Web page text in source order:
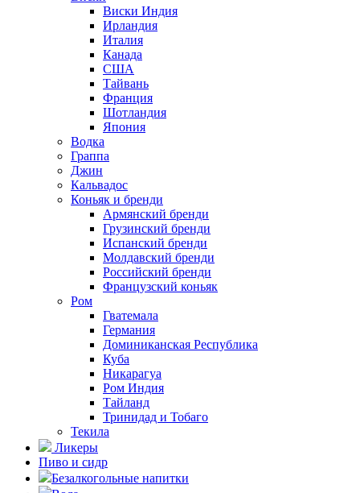
Виски Индия
Ирландия
Италия
Канада
США
Тайвань
Франция
Шотландия
Япония
Водка
Граппа
Джин
Кальвадос
Коньяк и бренди
Армянский бренди
Грузинский бренди
Испанский бренди
Молдавский бренди
Российский бренди
Французский коньяк
Ром
Гватемала
Германия
Доминиканская Республика
Куба
Никарагуа
Ром Индия
Тайланд
Тринидад и Тобаго
Текила
Ликеры
Пиво и сидр
Безалкогольные напитки